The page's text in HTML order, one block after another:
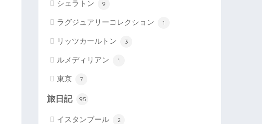
シェラトン 9
ラグジュアリーコレクション 1
リッツカールトン 3
ルメディリアン 1
東京 7
旅日記 95
イスタンブール 2